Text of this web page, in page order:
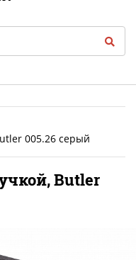
005.26 серый
Butler